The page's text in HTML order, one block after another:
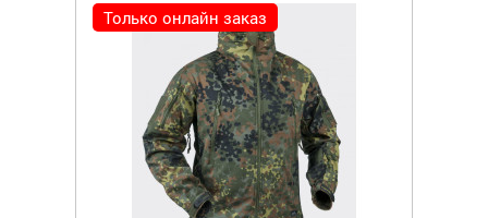
Только онлайн заказ